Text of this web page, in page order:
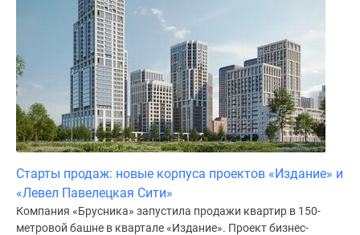
Старты продаж: новые корпуса проектов «Издание» и
«Левел Павелецкая Сити»
Компания «Брусника» запустила продажи квартир в 150-
метровой башне в квартале «Издание». Проект бизнес-